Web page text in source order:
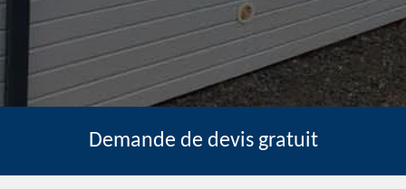
Demande de devis gratuit